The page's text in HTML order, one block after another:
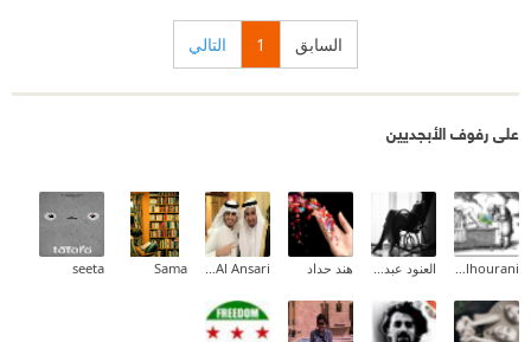
السابق 1 التالي
على رفوف الأبجديين
Asem Alhourani العنود عبدالمحسن هند حداد Mohammed M. Al Ansari
Sama
seeta